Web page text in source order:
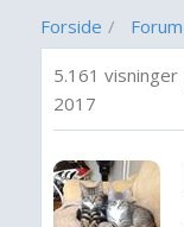
Forside Forum
5.161 visninger
2017